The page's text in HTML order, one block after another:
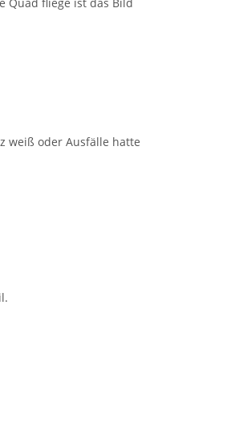
weiß oder Ausfälle hatte